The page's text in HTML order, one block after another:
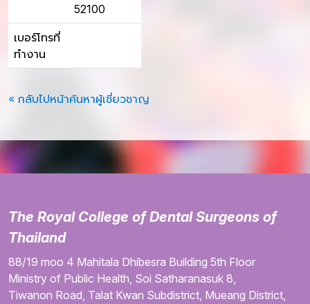
52100
เบอร์โทรที่
ทำงาน
« กลับไปหน้าค้นหาผู้เชี่ยวชาญ
The Royal College of Dental Surgeons of
Thailand
88/19 moo 4 Mahitala Dhibesra Building 5th Floor
Ministry of Public Health, Soi Satharanasuk 8,
Tiwanon Road, Talat Kwan Subdistrict, Mueang District,